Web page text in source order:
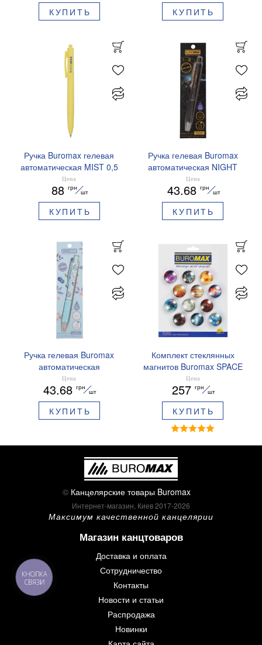
КУПИТЬ КУПИТЬ
Ручка Buromax гелевая
автоматическая MIST 0,5
мм синие чернила
BM.83103
Цена
88 грн
шт
КУПИТЬ
Ручка гелевая Buromax
автоматическая NIGHT
SKY ZODIAC 0.5 мм
ароматизированный грипп
синие чернила BM.8379-
01
Цена
43.68 грн
шт
КУПИТЬ
Ручка гелевая Buromax
автоматическая
ARABESKI 0.5 мм
ароматизированный грипп
синие чернила в блистере
BM.8379-02
Цена
43.68 грн
шт
КУПИТЬ
Комплект стеклянных
магнитов Buromax SPACE
12 шт 30 мм BM.0048
Цена
257 грн
шт
КУПИТЬ
© Канцелярские товары Buromax
Интернет-магазин, Киев 2017-2026
Максимум качественной канцелярии
Магазин канцтоваров
Доставка и оплата
Сотрудничество
Контакты
Новости и статьи
Распродажа
Новинки
КНОПКА
СВЯЗИ